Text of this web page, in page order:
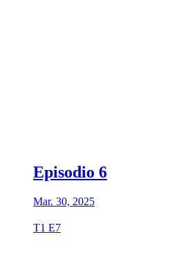
Episodio 6
Mar. 30, 2025
T1 E7